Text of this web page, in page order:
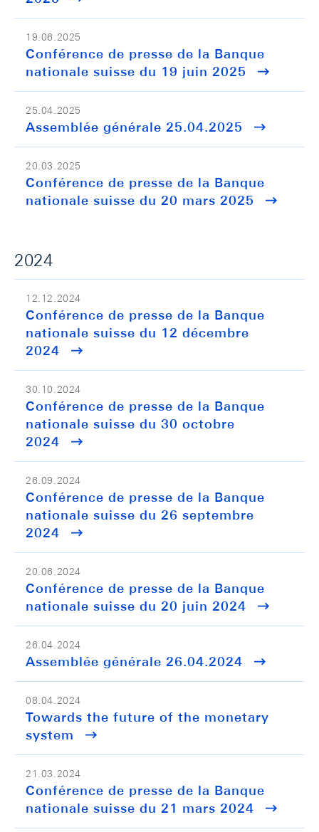
19.06.2025
Conférence de presse de la Banque
nationale suisse du 19 juin 2025
25.04.2025
Assemblée générale 25.04.2025
20.03.2025
Conférence de presse de la Banque
nationale suisse du 20 mars 2025
2024
12.12.2024
Conférence de presse de la Banque
nationale suisse du 12 décembre
2024
30.10.2024
Conférence de presse de la Banque
nationale suisse du 30 octobre
2024
26.09.2024
Conférence de presse de la Banque
nationale suisse du 26 septembre
2024
20.06.2024
Conférence de presse de la Banque
nationale suisse du 20 juin 2024
26.04.2024
Assemblée générale 26.04.2024
08.04.2024
Towards the future of the monetary
system
21.03.2024
Conférence de presse de la Banque
nationale suisse du 21 mars 2024